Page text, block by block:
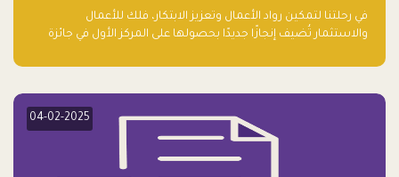
ريادة الأعمال الصاعدة لعام ٢٠٢٤
في رحلتنا لتمكين رواد الأعمال وتعزيز الابتكار، فلك للأعمال
والاستثمار تُضيف إنجازًا جديدًا بحصولها على المركز الأول في جائزة
04-02-2025